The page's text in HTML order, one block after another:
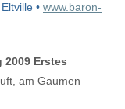
• www.baron-
2009 Erstes
am Gaumen